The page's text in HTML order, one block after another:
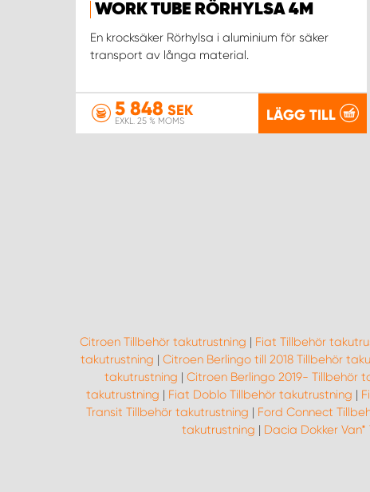
WORK TUBE RÖRHYLSA 4M
En krocksäker Rörhylsa i aluminium för säker
transport av långa material.
5 848 SEK
EXKL. 25 % MOMS LÄGG TILL
Citroen Tillbehör takutrustning | Fiat Tillbehör
takutrustning | Citroen Berlingo till 2018 Tillbehör
takutrustning | Citroen Berlingo 2019- Tillbehör
takutrustning | Fiat Doblo Tillbehör takutrustning |
Transit Tillbehör takutrustning | Ford Connect
takutrustning | Dacia Dokker